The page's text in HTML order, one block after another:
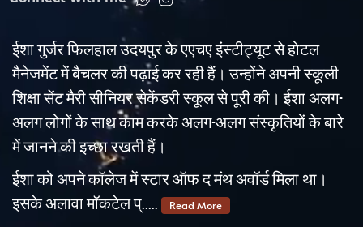
ईशा गुर्जर फिलहाल उदयपुर के एएचए इंस्टीट्यूट से होटल
मैनेजमेंट में बैचलर की पढ़ाई कर रही हैं। उन्होंने अपनी स्कूली
शिक्षा सेंट मैरी सीनियर सेकेंडरी स्कूल से पूरी की। ईशा अलग-
अलग लोगों के साथ काम करके अलग-अलग संस्कृतियों के बारे
में जानने की इच्छा रखती हैं।
ईशा को अपने कॉलेज में स्टार ऑफ द मंथ अवॉर्ड मिला था।
इसके अलावा मॉकटेल प्.....
Read More